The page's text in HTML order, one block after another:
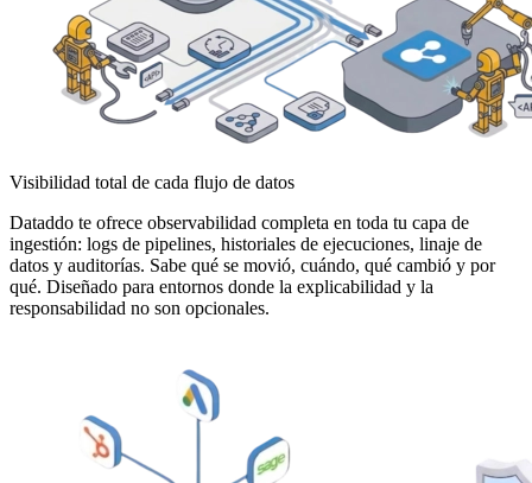
Visibilidad total de cada flujo de datos
Dataddo te ofrece observabilidad completa en toda tu capa de
ingestión: logs de pipelines, historiales de ejecuciones, linaje de
datos y auditorías. Sabe qué se movió, cuándo, qué cambió y por
qué. Diseñado para entornos donde la explicabilidad y la
responsabilidad no son opcionales.